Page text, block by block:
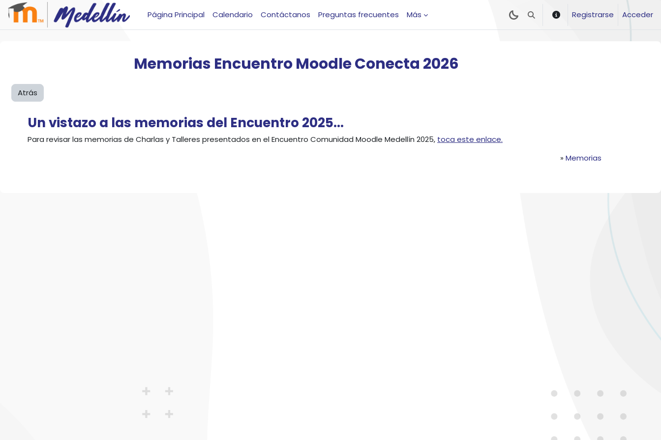
Salta al contenido principal
Página Principal
Calendario Contáctanos Preguntas frecuentes Más Selector de búsqueda de entrada
Registrarse Acceder
Memorias Encuentro MoodleConecta 2026
Atrás
Un vistazo a las memorias del Encuentro 2025...
Para revisar las memorias de Charlas y Talleres presentados en el Encuentro Comunidad Moodle Medellín 2025, toca este enlace.
» Memorias